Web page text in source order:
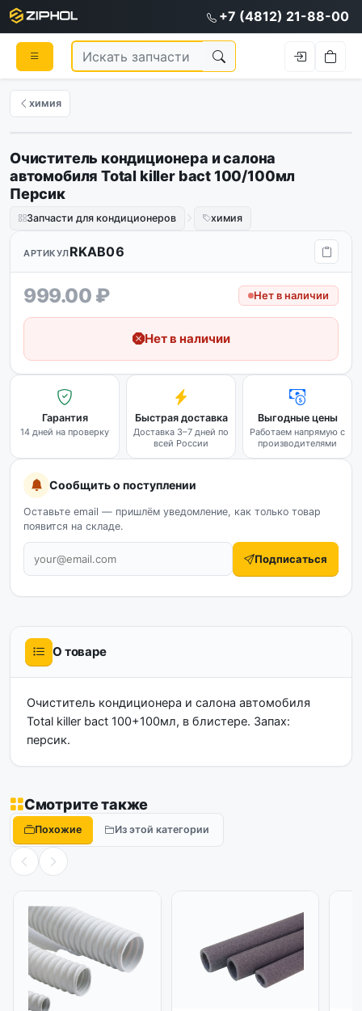
+7 (4812) 21-88-00
химия
Очиститель кондиционера и салона
автомобиля Total killer bact 100/100мл
Персик
Запчасти для кондиционеров химия
АРТИКУЛRKAB06
999.00 ₽ Нет в наличии
Нет в наличии
Гарантия
14 дней на проверку
Быстрая доставка
Доставка 3–7 дней по
всей России
Выгодные цены
Работаем напрямую с
производителями
Сообщить о поступлении
Оставьте email — пришлём уведомление, как только товар
появится на складе.
Подписаться
О товаре
Очиститель кондиционера и салона автомобиля
Total killer bact 100+100мл, в блистере. Запах:
персик.
Смотрите также
Похожие Из этой категории